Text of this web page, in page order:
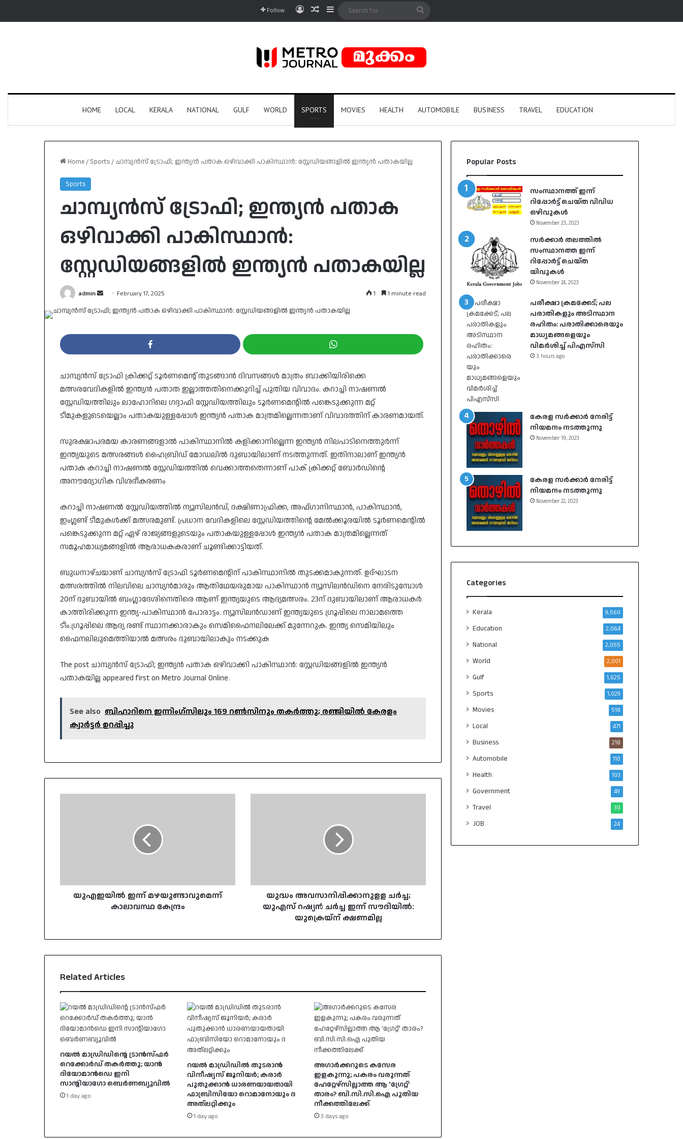
Follow Log InRandom Article
Sidebar
Search
HOME LOCAL KERALA NATIONAL GULF WORLD SPORTS MOVIES HEALTH AUTOMOBILE BUSINESS TRAVEL EDUCATION
Home/ Sports/ചാമ്പ്യന്‍സ് ട്രോഫി; ഇന്ത്യന്‍ പതാക ഒഴിവാക്കി പാകിസ്ഥാന്‍: സ്റ്റേഡിയങ്ങളില്‍ ഇന്ത്യന്‍ പതാകയില്ല
Sports
ചാമ്പ്യന്‍സ് ട്രോഫി; ഇന്ത്യന്‍ പതാക
ഒഴിവാക്കി പാകിസ്ഥാന്‍:
സ്റ്റേഡിയങ്ങളില്‍ ഇന്ത്യന്‍ പതാകയില്ല
admin
Send February 17, 2025 1 1 minute read
ചാമ്പ്യന്‍സ് ട്രോഫി ക്രിക്കറ്റ് ടൂര്‍ണമെന്റ് തുടങ്ങാന്‍ ദിവസങ്ങള്‍ മാത്രം ബാക്കിയിരിക്കെ
മത്സരവേദികളില്‍ ഇന്ത്യന്‍ പതാത ഇല്ലാത്തതിനെക്കുറിച്ച് പുതിയ വിവാദം. കറാച്ചി നാഷണല്‍
സ്റ്റേഡിയത്തിലും ലാഹോറിലെ ഗദ്ദാഫി സ്റ്റേഡിയത്തിലും ടൂര്‍ണമെന്റില്‍ പങ്കെടുക്കുന്ന മറ്റ്
ടീമുകളുടെയെല്ലാം പതാകയുള്ളപ്പോള്‍ ഇന്ത്യന്‍ പതാക മാത്രമില്ലെന്നതാണ് വിവാദത്തിന് കാരണമായത്.
സുരക്ഷാപരമയ കാരണങ്ങളാല്‍ പാകിസ്ഥാനില്‍ കളിക്കാനില്ലെന്ന ഇന്ത്യന്‍ നിലപാടിനെത്തുര്‍ന്ന്
ഇന്ത്യയുടെ മത്സരങ്ങള്‍ ഹൈബ്രിഡ് മോഡലില്‍ ദുബായിലാണ് നടത്തുന്നത്. ഇതിനാലാണ് ഇന്ത്യന്‍
പതാക കറാച്ചി നാഷണല്‍ സ്റ്റേഡിയത്തില്‍ വെക്കാത്തതെന്നാണ് പാക് ക്രിക്കറ്റ് ബോര്‍ഡിന്റെ
അനൗദ്യോഗിക വിശദീകരണം
കറാച്ചി നാഷണല്‍ സ്റ്റേഡിയത്തില്‍ ന്യൂസിലന്‍ഡ്, ദക്ഷിണാഫ്രിക്ക, അഫ്ഗാനിസ്ഥാന്‍, പാകിസ്ഥാന്‍,
ഇംഗ്ലണ്ട് ടീമുകള്‍ക്ക് മത്സരമുണ്ട്. പ്രധാന വേദികളിലെ സ്റ്റേഡിയത്തിന്റെ മേല്‍ക്കൂരയില്‍ ടൂര്‍ണമെന്റില്‍
പങ്കെടുക്കുന്ന മറ്റ് ഏഴ് രാജ്യങ്ങളുടെയും പതാകയുള്ളപ്പോള്‍ ഇന്ത്യന്‍ പതാക മാത്രമില്ലെന്നത്
സമൂഹമാധ്യമങ്ങളില്‍ ആരാധകകരാണ് ചൂണ്ടിക്കാട്ടിയത്.
ബുധനാഴ്ചയാണ് ചാമ്പ്യന്‍സ് ട്രോഫി ടൂര്‍ണമെന്റിന് പാകിസ്ഥാനില്‍ തുടക്കമാകുന്നത്. ഉദ്ഘാടന
മത്സരത്തില്‍ നിലവിലെ ചാമ്പ്യന്‍മാരും ആതിഥേയരുമായ പാകിസ്ഥാന്‍ ന്യൂസിലന്‍ഡിനെ നേരിടുമ്പോള്‍
20ന് ദുബായില്‍ ബംഗ്ലാദേശിനെതിരെ ആണ് ഇന്ത്യയുടെ ആദ്യമത്സരം. 23ന് ദുബായിലാണ് ആരാധകര്‍
കാത്തിരിക്കുന്ന ഇന്ത്യ-പാകിസ്ഥാന്‍ പോരാട്ടം. ന്യൂസിലന്‍ഡാണ് ഇന്ത്യയുടെ ഗ്രൂപ്പിലെ നാലാമത്തെ
ടീം.ഗ്രൂപ്പിലെ ആദ്യ രണ്ട് സ്ഥാനക്കാരാകും സെമിഫൈനലിലേക്ക് മുന്നേറുക. ഇന്ത്യ സെമിയിലും
ഫൈനലിലുമെത്തിയാല്‍ മത്സരം ദുബായിലാകും നടക്കുക
The post ചാമ്പ്യന്‍സ് ട്രോഫി; ഇന്ത്യന്‍ പതാക ഒഴിവാക്കി പാകിസ്ഥാന്‍: സ്റ്റേഡിയങ്ങളില്‍ ഇന്ത്യന്‍
പതാകയില്ല appeared first on Metro Journal Online.
See also ബിഹാറിനെ ഇന്നിംഗ്‌സിലും 169 റൺസിനും തകർത്തു; രഞ്ജിയിൽ കേരളം
ക്വാർട്ടർ ഉറപ്പിച്ചു
യുഎഇയില്‍ ഇന്ന് മഴയുണ്ടാവുമെന്ന്
കാലാവസ്ഥ കേന്ദ്രം
യുക്രെയ്‌ന്
ക്ഷണമില്ലയുദ്ധം അവസാനിപ്പിക്കാനുളള ചര്‍ച്ച;
യുഎസ്‌ റഷ്യന്‍ ചര്‍ച്ച ഇന്ന് സൗദിയില്‍:
യുക്രെയ്‌ന് ക്ഷണമില്ല
Related Articles
റയൽ മാഡ്രിഡിന്റെ ട്രാൻസ്ഫർ
റെക്കോർഡ് തകർത്തു; യാൻ
ദിയോമാൻഡെ ഇനി
സാന്റിയാഗോ ബെർണബ്യൂവിൽ
1 day ago
റയൽ മാഡ്രിഡിൽ തുടരാൻ
വിനീഷ്യസ് ജൂനിയർ; കരാർ
പുതുക്കാൻ ധാരണയായതായി
ഫാബ്രിസിയോ റൊമാനോയും ദ
അത്‌ലറ്റിക്കും
1 day ago
അഗാർക്കറുടെ കസേര
ഇളകുന്നു; പകരം വരുന്നത്
ഹേറ്റേഴ്സില്ലാത്ത ആ ‘ഗ്രേറ്റ്’
താരം? ബി.സി.സി.ഐ പുതിയ
നീക്കത്തിലേക്ക്
3 days ago
Popular Posts
സംസ്ഥാനത്ത് ഇന്ന്
റിപ്പോർട്ട് ചെയ്ത വിവിധ
ഒഴിവുകൾ
November 23, 2023
സർക്കാർ തലത്തിൽ
സംസ്ഥാനത്ത ഇന്ന്
റിപ്പോർട്ട് ചെയ്ത
യിവുകൾ
November 24, 2023
പരീക്ഷാ ക്രമക്കേട്; പല
പരാതികളും അടിസ്ഥാന
രഹിതം: പരാതിക്കാരെയും
മാധ്യമങ്ങളെയും
വിമര്‍ശിച്ച് പിഎസ്‌സി
3 hours ago
കേരള സർക്കാർ നേരിട്ട്
നിയമനം നടത്തുന്നു
November 19, 2023
കേരള സർക്കാർ നേരിട്ട്
നിയമനം നടത്തുന്നു
November 22, 2023
Categories
Kerala 9,560
Education 2,064
National 2,055
World 2,001
Gulf 1,625
Sports 1,029
Movies 518
Local 471
Business 218
Automobile 110
Health 103
Government 49
Travel 30
JOB 24